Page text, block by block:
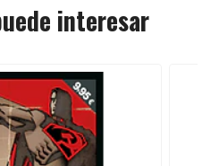
interesar